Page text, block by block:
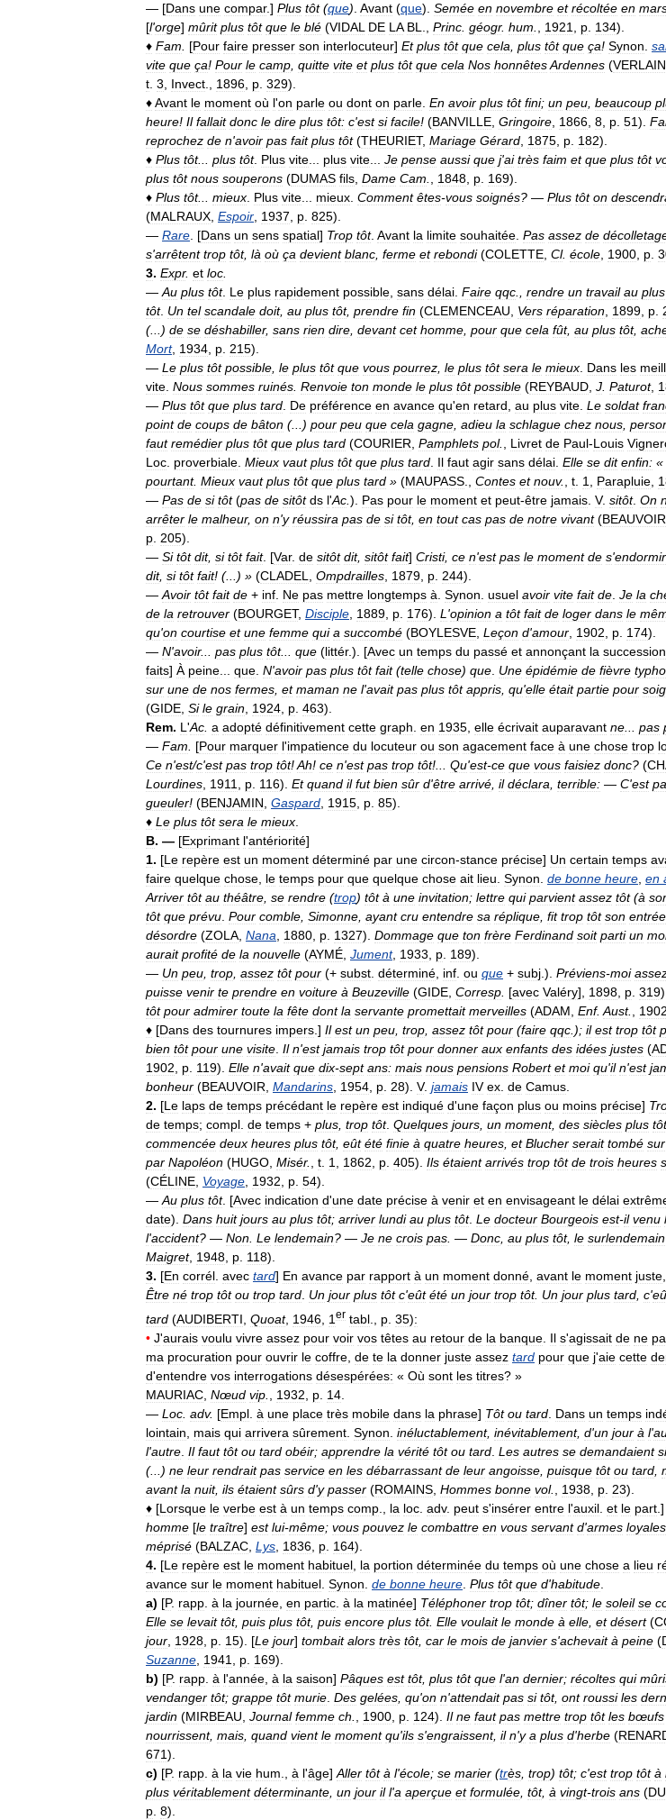
— [Dans une compar.] Plus tôt(que). Avant (que). Semée en novembre et récoltée en
[l'orge] mûrit plus tôt que le blé (VIDAL DE LA BL., Princ. géogr. hum., 1921, p. 134).
♦ Fam. [Pour faire presser son interlocuteur] Et plus tôt que cela, plus tôt que ça! Synon.
vite que ça! Pour le camp, quitte vite et plus tôt que cela Nos honnêtesArdennes (
t. 3, Invect., 1896, p. 329).
♦Avant le moment où l'on parle ou dont on parle. En avoir plus tôt fini; un peu, beaucoup
heure! Il fallait donc le dire plus tôt: c'est si facile! (BANVILLE, Gringoire, 1866, 8, p. 51).
reprochez de n'avoir pas fait plus tôt(THEURIET, Mariage Gérard, 1875, p. 182).
♦ Plus tôt... plus tôt. Plus vite... plus vite... Je pense aussi que j'ai très faim et que plus tôt
plus tôt nous souperons (DUMAS fils, Dame Cam., 1848, p. 169).
♦ Plus tôt... mieux. Plus vite... mieux. Comment êtes-vous soignés? — Plus tôt on
(MALRAUX, Espoir, 1937, p. 825).
— Rare. [Dans un sens spatial] Trop tôt. Avant la limite souhaitée. Pas assez de
s'arrêtent trop tôt, là où ça devient blanc, ferme et rebondi(COLETTE, Cl. école, 1900, p.
3. Expr. et loc.
—Au plus tôt. Le plus rapidement possible, sans délai. Faire qqc., rendre un travail au plus
tôt. Un tel scandale doit, au plus tôt, prendre fin (CLEMENCEAU, Vers réparation, 1899, p.
(...) de se déshabiller, sans rien dire, devant cet homme, pour que cela fût, au plus tôt,
Mort, 1934, p. 215).
— Le plus tôt possible, le plus tôt que vous pourrez, le plus tôt sera le mieux. Dans les
vite. Nous sommes ruinés. Renvoie ton monde le plus tôt possible (REYBAUD, J. Paturot,
— Plus tôt que plus tard. De préférence en avance qu'en retard, au plus vite. Le soldat
point de coups de bâton (...) pour peu que cela gagne, adieu la schlague chez nous,
faut remédier plus tôt que plus tard (COURIER, Pamphlets pol., Livret de Paul-Louis
Loc. proverbiale. Mieux vaut plus tôt que plus tard. Il faut agir sans délai. Elle se dit enfin: «
pourtant. Mieux vaut plus tôt que plus tard » (MAUPASS., Contes et nouv., t. 1, Parapluie,
— Pas de si tôt(pas de sitôt ds l'Ac.). Pas pour le moment et peut-être jamais. V. sitôt. On
arrêter le malheur, on n'y réussira pas de si tôt, en tout cas pas de notre vivant(BEAUVOIR
p. 205).
— Si tôt dit, si tôt fait. [Var. de sitôt dit, sitôt fait] Cristi, ce n'est pas le moment de s'endormir
dit, si tôt fait! (...) » (CLADEL, Ompdrailles, 1879, p. 244).
—Avoir tôt fait de + inf. Ne pas mettre longtemps à. Synon. usuel avoir vite fait de. Je la
de la retrouver (BOURGET, Disciple, 1889, p. 176). L'opinion a tôt fait de loger dans le
qu'on courtise et une femme qui a succombé (BOYLESVE, Leçon d'amour, 1902, p. 174).
— N'avoir... pas plus tôt... que (littér.). [Avec un temps du passé et annonçant la succession
faits] À peine... que. N'avoir pas plus tôt fait(telle chose) que. Une épidémie de fièvre
sur une de nos fermes, et maman ne l'avait pas plus tôt appris, qu'elle était partie pour
(GIDE, Si le grain, 1924, p. 463).
Rem. L'Ac. a adopté définitivement cette graph. en 1935, elle écrivait auparavant ne... pas
— Fam. [Pour marquer l'impatience du locuteur ou son agacement face à une chose trop
Ce n'est/c'est pas trop tôt!Ah! ce n'est pas trop tôt!... Qu'est-ce que vous faisiez donc? (
Lourdines, 1911, p. 116). Et quand il fut bien sûr d'être arrivé, il déclara, terrible: — C'est
gueuler! (BENJAMIN, Gaspard, 1915, p. 85).
♦ Le plus tôt sera le mieux.
B. — [Exprimant l'antériorité]
1. [Le repère est un moment déterminé par une circon-stance précise] Un certain temps
faire quelque chose, le temps pour que quelque chose ait lieu. Synon. de bonne heure, en
Arriver tôt au théâtre, se rendre (trop) tôt à une invitation; lettre qui parvient assez tôt(à
tôt que prévu. Pour comble, Simonne, ayant cru entendre sa réplique, fit trop tôt son entrée
désordre (ZOLA, Nana, 1880, p. 1327). Dommage que ton frère Ferdinand soit parti un
aurait profité de la nouvelle (AYMÉ, Jument, 1933, p. 189).
— Un peu, trop, assez tôt pour (+ subst. déterminé, inf. ou que + subj.). Préviens-moi
puisse venir te prendre en voiture à Beuzeville (GIDE, Corresp. [avec Valéry], 1898, p. 319
tôt pour admirer toute la fête dont la servante promettait merveilles (ADAM, Enf.Aust., 1902
♦ [Dans des tournures impers.] Il est un peu, trop, assez tôt pour (faire qqc.); il est trop tôt
bien tôt pour une visite. Il n'est jamais trop tôt pour donner aux enfants des idées justes (
1902, p. 119). Elle n'avait que dix-sept ans: mais nous pensions Robert et moi qu'il n'est
bonheur (BEAUVOIR, Mandarins, 1954, p. 28). V. jamais IV ex. de Camus.
2. [Le laps de temps précédant le repère est indiqué d'une façon plus ou moins précise]
de temps; compl. de temps + plus, trop tôt. Quelques jours, un moment, des siècles plus tôt
commencée deux heures plus tôt, eût été finie à quatre heures, et Blucher serait tombé sur
par Napoléon (HUGO, Misér., t. 1, 1862, p. 405). Ils étaient arrivés trop tôt de trois heures
(CÉLINE, Voyage, 1932, p. 54).
—Au plus tôt. [Avec indication d'une date précise à venir et en envisageant le délai
date). Dans huit jours au plus tôt; arriver lundi au plus tôt. Le docteur Bourgeois est-il venu
l'accident? — Non. Le lendemain? — Je ne crois pas. — Donc, au plus tôt, le surlendemain
Maigret, 1948, p. 118).
3. [En corrél. avec tard] En avance par rapport à un moment donné, avant le moment juste,
Être né trop tôt ou trop tard. Un jour plus tôt c'eût été un jour trop tôt. Un jour plus tard, c'
tard (AUDIBERTI Quoat, 1946 1 er tabl p 35):
• J'aurais voulu vivre assez pour voir vos têtes au retour de la banque Il s'agissait de ne
ma procuration pour ouvrir le coffre de te la donner juste assez tard pour que j'aie cette
d'entendre vos interrogations désespérées: « Où sont les titres? »
MAURIAC Nœud vip 1932 p 14
— Loc adv. [Empl à une place très mobile dans la phrase] Tôt ou tard Dans un temps
lointain
mais qui arrivera sûrement Synon inéluctablement, inévitablement, d'un jour à l'
l'autre Il faut tôt ou tard obéir; apprendre la vérité tôt ou tard Les autres se demandaient si
(...) ne leur rendrait pas service en les débarrassant de leur angoisse puisque tôt ou tard
avant la nuit, ils étaient sûrs d'y passer (ROMAINS Hommes bonne vol. 1938 p 23).
♦ [Lorsque le verbe est à un temps comp la loc adv. peut s'insérer entre l'auxil et le part .]
homme [le traître] est lui-même; vous pouvez le combattre en vous servant d'armes loyales
méprisé (BALZAC Lys 1836 p 164).
4. [Le repère est le moment habituel la portion déterminée du temps où une chose a lieu
avance sur le moment habituel Synon de bonne heure Plus tôt que d'habitude
a) [P. rapp à la journée en partic à la matinée] Téléphoner trop tôt; dîner tôt; le soleil se
Elle se levait tôt, puis plus tôt, puis encore plus tôt. Elle voulait le monde à elle et désert(
jour 1928 p 15). [Le jour] tombait alors très tôt, car le mois de janvier s'achevait à peine (
Suzanne 1941 p 169).
b) [P. rapp à l'année à la saison] Pâques est tôt, plus tôt que l'an dernier; récoltes qui
vendanger tôt; grappe tôt murie Des gelées qu'on n'attendait pas si tôt, ont roussi les
jardin (MIRBEAU Journal femme ch 1900 p 124). Il ne faut pas mettre trop tôt les bœufs
nourrissent, mais quand vient le moment qu'ils s'engraissent, il n'y a plus d'herbe (
671).
c) [P. rapp à la vie hum à l'âge] Aller tôt à l'école; se marier (très trop) tôt; c'est trop tôt à
plus véritablement déterminante un jour il l'a aperçue et formulée tôt, à vingt-trois ans (
p 8).